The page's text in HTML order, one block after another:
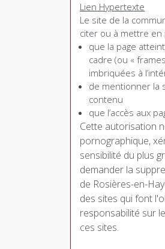
Lien Hypertexte
Le site de la
citer ou à mettre
que la page
cadre (ou «
imbriquées à
de mentionner la
contenu
que l’accès aux
Cette autorisation
pornographique,
sensibilité du plus
demander la
de Rosières-en-
des sites qui font
responsabilité sur
ces sites.